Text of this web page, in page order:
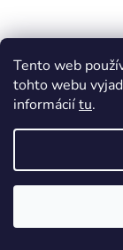
Tento web
tohto webu
informáciítu.